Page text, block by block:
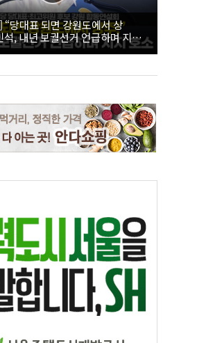
당대표 되면 강원도에서 상
, 내년 보궐선거 언급하며 지지
더불어민주당 당대표·최고위